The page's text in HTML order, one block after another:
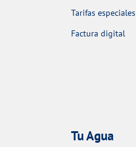
Tarifas especiales
Factura digital
Tu Agua